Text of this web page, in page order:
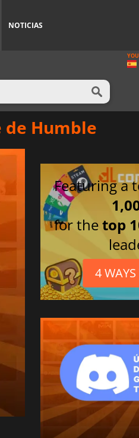
NOTICIAS
de Humble
Featuring a
for thetop
4